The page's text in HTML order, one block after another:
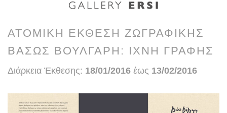
ΑΤΟΜΙΚΗ ΕΚΘΕΣΗ ΖΩΓΡΑΦΙΚΗΣ
ΒΑΣΩΣ ΒΟΥΛΓΑΡΗ: ΙΧΝΗ ΓΡΑΦΗΣ
Διάρκεια Έκθεσης: 18/01/2016 έως 13/02/2016